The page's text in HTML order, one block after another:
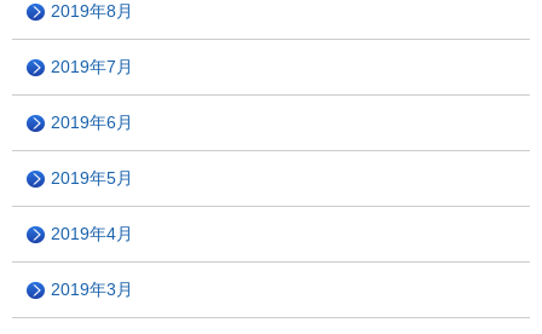
2019年8月
2019年7月
2019年6月
2019年5月
2019年4月
2019年3月